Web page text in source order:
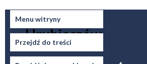
Menu witryny
Przejdź do treści
Miasto
Hrubieszów